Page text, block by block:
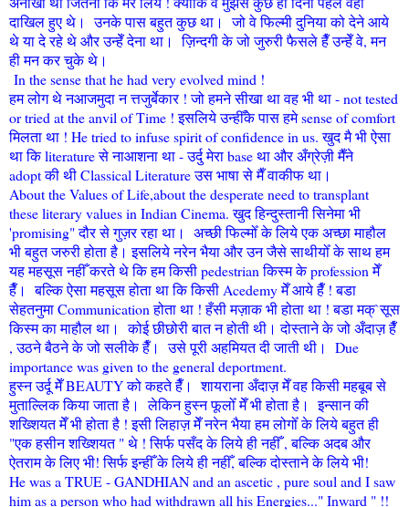
दाखिल हुए थे। उनके पास बहुत कुछ था। जो वे फिल्मी दुनिया को देने आये
थे या दे रहे थे और उन्हेँ देना था। ज़िन्दगी के जो जुरुरी फैसले हैँ उन्हेँ वे, मन
ही मन कर चुके थे।
In the sense that he had very evolved mind !
हम लोग थे नआजमुदा न त्तजुर्बेकार ! जो हमने सीखा था वह भी था - not tested
or tried at the anvil of Time ! इसलिये उन्हीँके पास हमे sense of comfort
मिलता था ! He tried to infuse spirit of confidence in us. खुद मै भी ऐसा
था कि literature से नाआशना था - उर्दु मेरा base था और अँग्रेज़ी मैँने
adopt की थी Classical Literature उस भाषा से मैँ वाकीफ था।
About the Values of Life,about the desperate need to transplant
these literary values in Indian Cinema. खुद हिन्दुस्तानी सिनेमा भी
'promising" दौर से गुज़र रहा था। अच्छी फिल्मोँ के लिये एक अच्छा माहौल
भी बहुत जरुरी होता है। इसलिये नरेन भैया और उन जैसे साथीयोँ के साथ हम
यह महसूस नहीँ करते थे कि हम किसी pedestrian किस्म के profession मेँ
हैँ। बल्कि ऐसा महसूस होता था कि किसी Acedemy मेँ आये हैँ ! बडा
सेहतनुमा Communication होता था ! हँसी मज़ाक भी होता था ! बडा मक्`सूस
किस्म का माहौल था। कोई छीछोरी बात न होती थी। दोस्ताने के जो अँदाज़ हैँ
, उठने बैठने के जो सलीके हैँ। उसे पूरी अहमियत दी जाती थी। Due
importance was given to the general deportment.
हुस्न उर्दू मेँ BEAUTY को कहते हैँ। शायराना अँदाज़ मेँ वह किसी महबूब से
मुताल्लिक किया जाता है। लेकिन हुस्न फूलोँ मेँ भी होता है। इन्सान की
शख्शियत मेँ भी होता है ! इसी लिहाज़ मेँ नरेन भैया हम लोगोँ के लिये बहुत ही
"एक हसीन शख्शियत " थे ! सिर्फ पसँद के लिये ही नहीँ , बल्कि अदब और
ऐतराम के लिए भी! सिर्फ इन्हीँ के लिये ही नहीँ, बल्कि दोस्ताने के लिये भी!
He was a TRUE - GANDHIAN and an ascetic , pure soul and I saw
him as a person who had withdrawn all his Energies..." Inward " !!